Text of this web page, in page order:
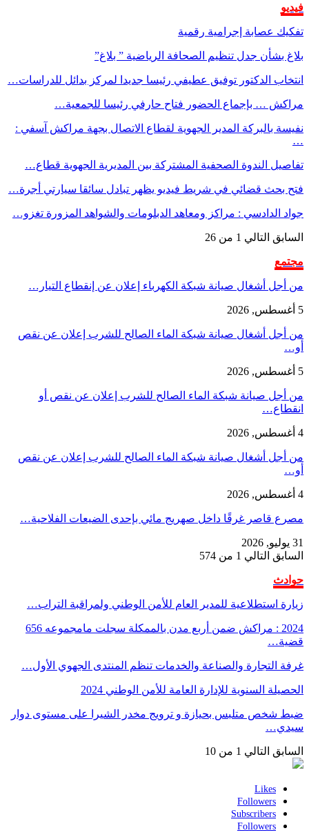
فيديو
تفكيك عصابة إجرامية رقمية
بلاغ بشأن جدل تنظيم الصحافة الرياضية ” بلاغ”
انتخاب الدكتور توفيق عطيفي رئيسا جديدا لمركز بدائل للدراسات…
مراكش … بإجماع الحضور فتاح حارفي رئيسا للجمعية…
نفيسة بالبركة المدير الجهوية لقطاع الاتصال بجهة مراكش آسفي :
…
تفاصيل الندوة الصحفية المشتركة بين المديرية الجهوية قطاع…
فتح بحث قضائي في شريط فيديو يظهر تبادل سائقا سيارتي أجرة…
جواد الدادسي : مراكز ومعاهد الدبلومات والشواهد المزورة تغزو…
السابق التالي 1 من 26
مجتمع
من أجل أشغال صيانة شبكة الكهرباء إعلان عن إنقطاع التيار…
5 أغسطس, 2026
من أجل أشغال صيانة شبكة الماء الصالح للشرب إعلان عن نقص
أو…
5 أغسطس, 2026
من أجل صيانة شبكة الماء الصالح للشرب إعلان عن نقص أو
انقطاع…
4 أغسطس, 2026
من أجل أشغال صيانة شبكة الماء الصالح للشرب إعلان عن نقص
أو…
4 أغسطس, 2026
مصرع قاصر غرقًا داخل صهريج مائي بإحدى الضيعات الفلاحية…
31 يوليو, 2026
السابق التالي 1 من 574
حوادث
زيارة استطلاعية للمدير العام للأمن الوطني ولمراقبة التراب…
2024 : مراكش ضمن أربع مدن بالممكلة سجلت مامجموعه 656
قضية…
غرفة التجارة والصناعة والخدمات تنظم المنتدى الجهوي الأول…
الحصيلة السنوية للإدارة العامة للأمن الوطني 2024
ضبط شخص متلبس بحيازة و ترويج مخدر الشيرا على مستوى دوار
سيدي…
السابق التالي 1 من 10
Likes
Followers
Subscribers
Followers